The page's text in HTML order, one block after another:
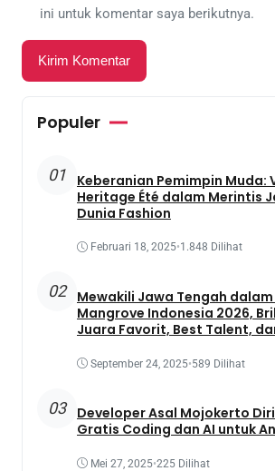
ini untuk komentar saya berikutnya.
Populer
01
Keberanian Pemimpin Muda:
Heritage Été dalam Merintis
Dunia Fashion
Februari 18, 2025•1.848 Dilihat
02
Mewakili Jawa Tengah
Mangrove Indonesia 2026,
Juara Favorit, Best Talent,
September 24, 2025•589 Dilihat
03
Developer Asal Mojokerto
Gratis Coding dan AI untuk
Mei 27, 2025•225 Dilihat